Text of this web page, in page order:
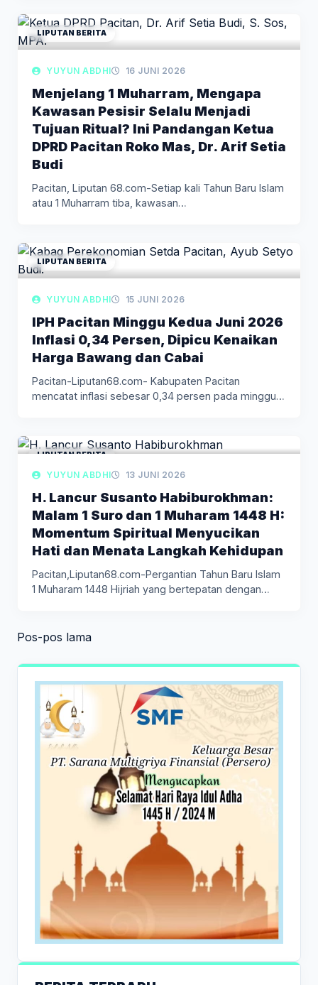
LIPUTAN BERITA
YUYUN ABDHI 16 JUNI 2026
Menjelang 1 Muharram, Mengapa
Kawasan Pesisir Selalu Menjadi
Tujuan Ritual? Ini Pandangan Ketua
DPRD Pacitan Roko Mas, Dr. Arif Setia
Budi
Pacitan, Liputan 68.com-Setiap kali Tahun Baru Islam
atau 1 Muharram tiba, kawasan…
LIPUTAN BERITA
YUYUN ABDHI 15 JUNI 2026
IPH Pacitan Minggu Kedua Juni 2026
Inflasi 0,34 Persen, Dipicu Kenaikan
Harga Bawang dan Cabai
Pacitan-Liputan68.com- Kabupaten Pacitan
mencatat inflasi sebesar 0,34 persen pada minggu
LIPUTAN BERITA
YUYUN ABDHI 13 JUNI 2026
H. Lancur Susanto Habiburokhman:
Malam 1 Suro dan 1 Muharam 1448 H:
Momentum Spiritual Menyucikan
Hati dan Menata Langkah Kehidupan
Pacitan,Liputan68.com-Pergantian Tahun Baru Islam
1 Muharam 1448 Hijriah yang bertepatan dengan
Navigasi
Pos-pos lama